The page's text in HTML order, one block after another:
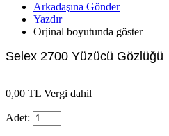
Arkadaşına Gönder
Yazdır
Orjinal boyutunda göster
Selex 2700 Yüzücü Gözlüğü
0,00 TL Vergi dahil
Adet: